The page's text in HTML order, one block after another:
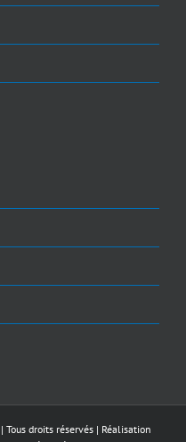
| Tous droits réservés | Réalisation